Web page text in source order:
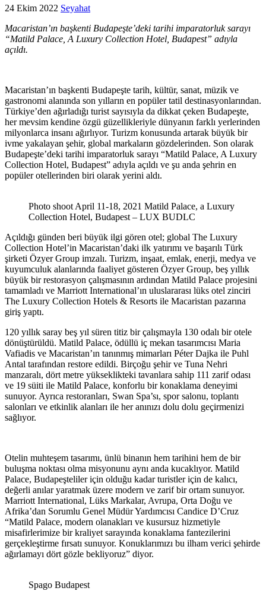
24 Ekim 2022 Seyahat
Macaristan’ın başkenti Budapeşte’deki tarihi imparatorluk sarayı
“Matild Palace, A Luxury Collection Hotel, Budapest” adıyla
açıldı.
Macaristan’ın başkenti Budapeşte tarih, kültür, sanat, müzik ve
gastronomi alanında son yılların en popüler tatil destinasyonlarından.
Türkiye’den ağırladığı turist sayısıyla da dikkat çeken Budapeşte,
her mevsim kendine özgü güzellikleriyle dünyanın farklı yerlerinden
milyonlarca insanı ağırlıyor. Turizm konusunda artarak büyük bir
ivme yakalayan şehir, global markaların gözdelerinden. Son olarak
Budapeşte’deki tarihi imparatorluk sarayı “Matild Palace, A Luxury
Collection Hotel, Budapest” adıyla açıldı ve şu anda şehrin en
popüler otellerinden biri olarak yerini aldı.
Photo shoot April 11-18, 2021 Matild Palace, a Luxury
Collection Hotel, Budapest – LUX BUDLC
Açıldığı günden beri büyük ilgi gören otel; global The Luxury
Collection Hotel’in Macaristan’daki ilk yatırımı ve başarılı Türk
şirketi Özyer Group imzalı. Turizm, inşaat, emlak, enerji, medya ve
kuyumculuk alanlarında faaliyet gösteren Özyer Group, beş yıllık
büyük bir restorasyon çalışmasının ardından Matild Palace projesini
tamamladı ve Marriott International’ın uluslararası lüks otel zinciri
The Luxury Collection Hotels & Resorts ile Macaristan pazarına
giriş yaptı.
120 yıllık saray beş yıl süren titiz bir çalışmayla 130 odalı bir otele
dönüştürüldü. Matild Palace, ödüllü iç mekan tasarımcısı Maria
Vafiadis ve Macaristan’ın tanınmış mimarları Péter Dajka ile Puhl
Antal tarafından restore edildi. Birçoğu şehir ve Tuna Nehri
manzaralı, dört metre yükseklikteki tavanlara sahip 111 zarif odası
ve 19 süiti ile Matild Palace, konforlu bir konaklama deneyimi
sunuyor. Ayrıca restoranları, Swan Spa’sı, spor salonu, toplantı
salonları ve etkinlik alanları ile her anınızı dolu dolu geçirmenizi
sağlıyor.
Otelin muhteşem tasarımı, ünlü binanın hem tarihini hem de bir
buluşma noktası olma misyonunu aynı anda kucaklıyor. Matild
Palace, Budapeşteliler için olduğu kadar turistler için de kalıcı,
değerli anılar yaratmak üzere modern ve zarif bir ortam sunuyor.
Marriott International, Lüks Markalar, Avrupa, Orta Doğu ve
Afrika’dan Sorumlu Genel Müdür Yardımcısı Candice D’Cruz
“Matild Palace, modern olanakları ve kusursuz hizmetiyle
misafirlerimize bir kraliyet sarayında konaklama fantezilerini
gerçekleştirme fırsatı sunuyor. Konuklarımızı bu ilham verici şehirde
ağırlamayı dört gözle bekliyoruz” diyor.
Spago Budapest